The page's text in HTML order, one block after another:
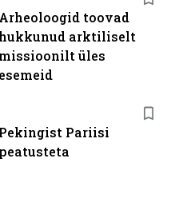
Arheoloogid toovad
hukkunud arktiliselt
missioonilt üles
esemeid
Pekingist Pariisi
peatusteta